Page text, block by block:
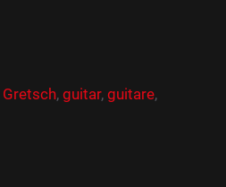
Gretsch,guitar,guitare,